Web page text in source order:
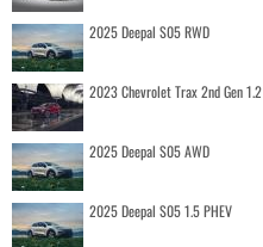
2025 Deepal S05 RWD
2023 Chevrolet Trax 2nd Gen
2025 Deepal S05 AWD
2025 Deepal S05 1.5 PHEV